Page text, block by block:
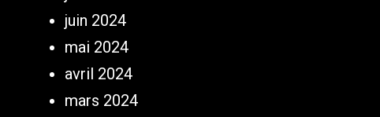
juin 2024
mai 2024
avril 2024
mars 2024